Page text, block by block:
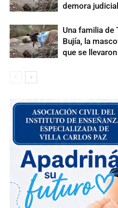
demora judicial
Una familia de
Bujía, la
que se